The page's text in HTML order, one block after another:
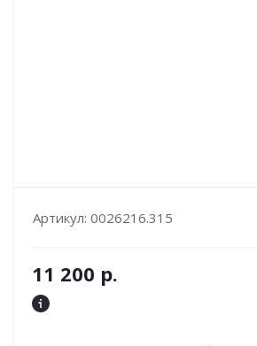
Артикул: 0026216.315
11 200 р.